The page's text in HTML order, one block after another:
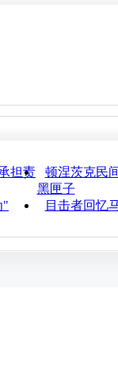
担责
顿涅茨克民
黑匣子
"
目击者回忆